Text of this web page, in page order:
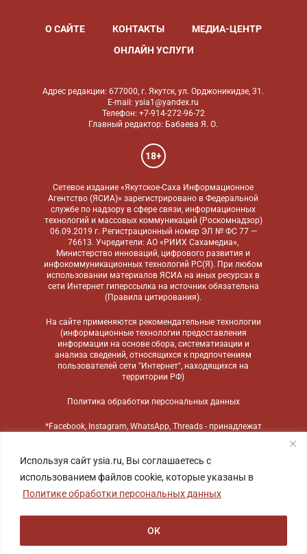
Используя сайт ysia.ru, Вы соглашаетесь с
использованием файлов cookie, которые указаны в
Политике обработки персональных данных
ОК
О САЙТЕ КОНТАКТЫ
МЕДИА-ЦЕНТР
ОНЛАЙН УСЛУГИ
Адрес редакции: 677000, г. Якутск, ул. Орджоникидзе, 31.
E-mail: ysia1@yandex.ru
Телефон: +7-914-272-96-72
Главный редактор: Бабаева Я. О.
18+
Сетевое издание «Якутское-Саха Информационное
Агентство (ЯСИА)» зарегистрировано в Федеральной
службе по надзору в сфере связи, информационных
технологий и массовых коммуникаций (Роскомнадзор)
06.09.2019 г. Регистрационный номер ЭЛ № ФС 77 —
76613. Учредители: АО «РИИХ Сахамедиа»,
Министерство инноваций, цифрового развития и
инфокоммуникационных технологий РС(Я). При любом
использовании материалов ЯСИА на иных ресурсах в
сети Интернет гиперссылка на источник обязательна
(Правила цитирования).
На сайте применяются рекомендательные технологии
(информационные технологии предоставления
информации на основе сбора, систематизации и
анализа сведений, относящихся к предпочтениям
пользователей сети "Интернет", находящихся на
территории РФ)
Политика обработки персональных данных
*Facebook, Instagram, WhatsApp, Threads - принадлежат